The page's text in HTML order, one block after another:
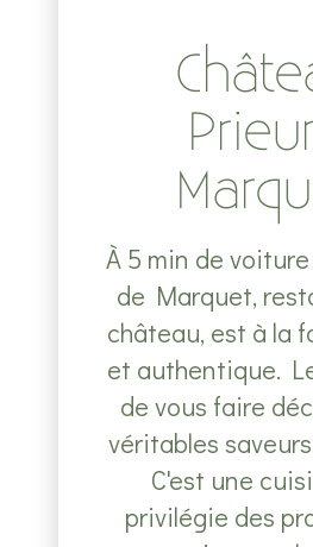
À 5 min de
de Marquet,
château, est à la
et authentique.
de vous faire
véritables
C'est une
privilégie des